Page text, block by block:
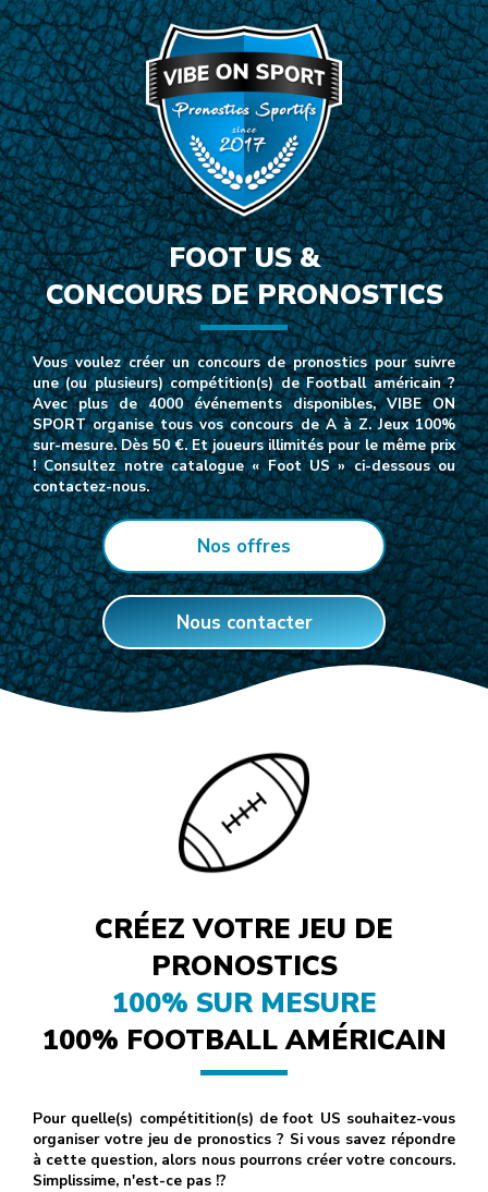
FOOT US &
CONCOURS DE PRONOSTICS
Vous voulez créer un concours de pronostics pour suivre
une (ou plusieurs) compétition(s) de Football américain ?
Avec plus de 4000 événements disponibles, VIBE ON
SPORT organise tous vos concours de A à Z. Jeux 100%
sur-mesure. Dès 50 €. Et joueurs illimités pour le même prix
! Consultez notre catalogue « Foot US » ci-dessous ou
contactez-nous.
Nos offres
Nous contacter
CRÉEZ VOTRE JEU DE
PRONOSTICS
100% SUR MESURE
100% FOOTBALL AMÉRICAIN
Pour quelle(s) compétitition(s) de foot US souhaitez-vous
organiser votre jeu de pronostics ? Si vous savez répondre
à cette question, alors nous pourrons créer votre concours.
Simplissime, n'est-ce pas !?